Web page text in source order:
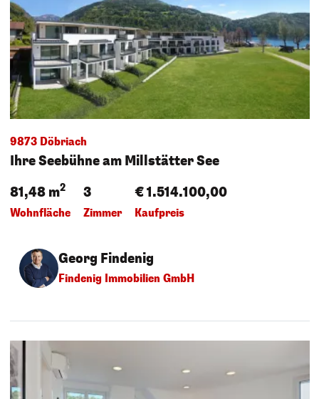
9873 Döbriach
Ihre Seebühne am Millstätter See
81,48 m2
Wohnfläche
3
Zimmer
€ 1.514.100,00
Kaufpreis
Georg Findenig
Findenig Immobilien GmbH